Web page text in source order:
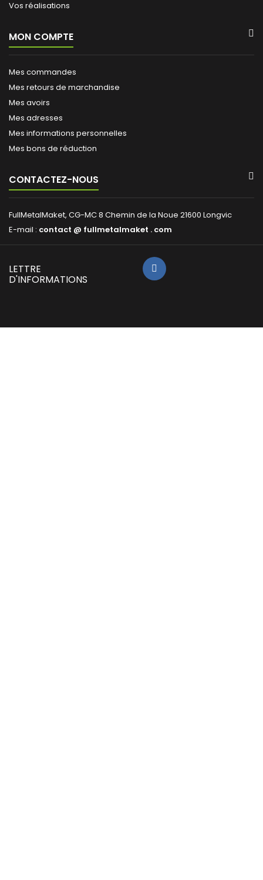
Vos réalisations
MON COMPTE
Mes commandes
Mes retours de marchandise
Mes avoirs
Mes adresses
Mes informations personnelles
Mes bons de réduction
CONTACTEZ-NOUS
FullMetalMaket, CG-MC 8 Chemin de la Noue 21600 Longvic
E-mail : contact @ fullmetalmaket . com
LETTRE
D'INFORMATIONS
SOUSCRIRE